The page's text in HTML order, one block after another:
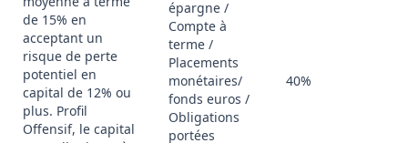
de 15% en
acceptant un
risque de perte
potentiel en
capital de 12% ou
plus. Profil
Offensif, le capital
épargne /
Compte à
terme /
Placements
monétaires/
fonds euros /
Obligations
portées
40%